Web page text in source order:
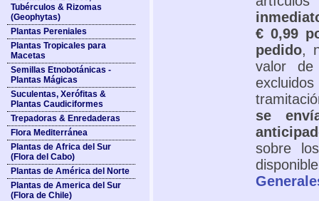
Tubérculos & Rizomas
(Geophytas)
Plantas Pereniales
Plantas Tropicales para
Macetas
Semillas Etnobotánicas -
Plantas Mágicas
Suculentas, Xerófitas &
Plantas Caudiciformes
Trepadoras & Enredaderas
Flora Mediterránea
Plantas de Africa del Sur
(Flora del Cabo)
Plantas de América del Norte
Plantas de America del Sur
(Flora de Chile)
€ 0,99
pedido,
valor
se
sobre